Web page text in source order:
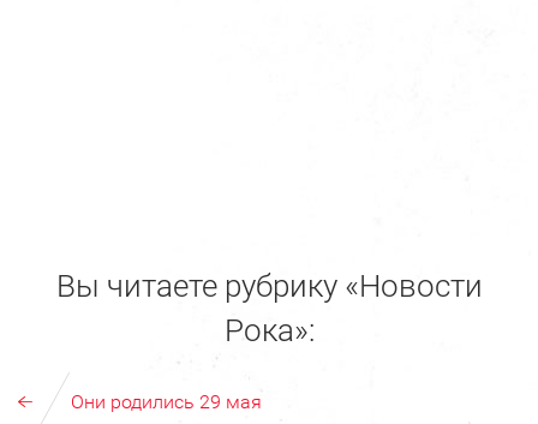
Вы читаете рубрику «Новости
Рока»:
Они родились 29 мая